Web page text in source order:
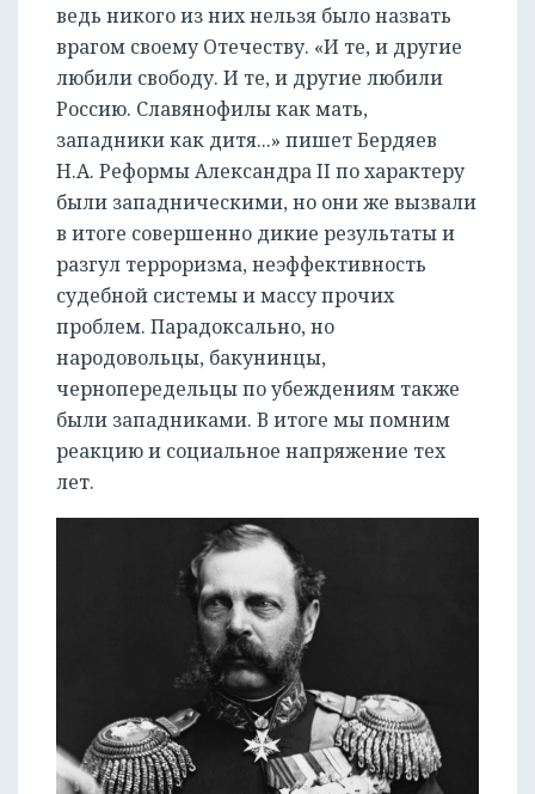
ведь никого из них нельзя было назвать
врагом своему Отечеству. «И те, и другие
любили свободу. И те, и другие любили
Россию. Славянофилы как мать,
западники как дитя...» пишет Бердяев
Н.А. Реформы Александра II по характеру
были западническими, но они же вызвали
в итоге совершенно дикие результаты и
разгул терроризма, неэффективность
судебной системы и массу прочих
проблем. Парадоксально, но
народовольцы, бакунинцы,
чернопередельцы по убеждениям также
были западниками. В итоге мы помним
реакцию и социальное напряжение тех
лет.